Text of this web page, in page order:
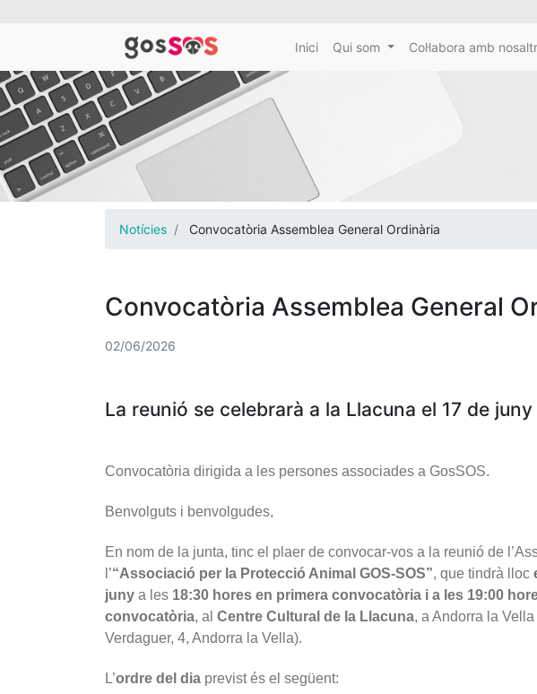
Inici Qui som Col·labora amb
Notícies Convocatòria Assemblea General Ordinària
Convocatòria Assemblea General
02/06/2026
La reunió se celebrarà a la Llacuna el 17 de
Convocatòria dirigida a les persones associades a GosSOS.
Benvolguts i benvolgudes,
En nom de la junta, tinc el plaer de convocar-vos a la reunió de
l’“Associació per la Protecció Animal GOS-SOS”, que tindrà lloc
juny a les 18:30 hores en primera convocatòria i a les 19:00
convocatòria, al Centre Cultural de la Llacuna, a Andorra la
Verdaguer, 4, Andorra la Vella).
L’ordre del dia previst és el següent: